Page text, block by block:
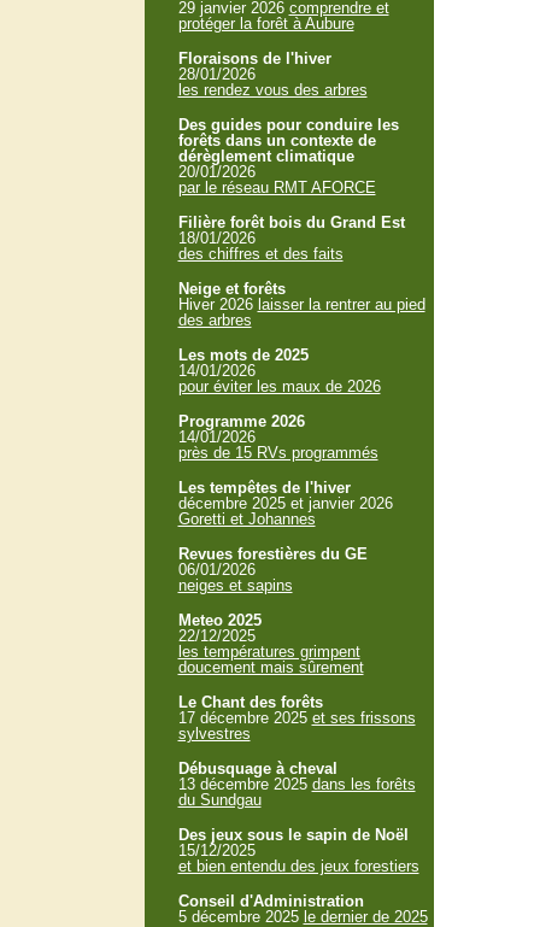
29 janvier 2026 comprendre et
protéger la forêt à Aubure
Floraisons de l'hiver
28/01/2026
les rendez vous des arbres
Des guides pour conduire les
forêts dans un contexte de
dérèglement climatique
20/01/2026
par le réseau RMT AFORCE
Filière forêt bois du Grand Est
18/01/2026
des chiffres et des faits
Neige et forêts
Hiver 2026 laisser la rentrer au pied
des arbres
Les mots de 2025
14/01/2026
pour éviter les maux de 2026
Programme 2026
14/01/2026
près de 15 RVs programmés
Les tempêtes de l'hiver
décembre 2025 et janvier 2026
Goretti et Johannes
Revues forestières du GE
06/01/2026
neiges et sapins
Meteo 2025
22/12/2025
les températures grimpent
doucement mais sûrement
Le Chant des forêts
17 décembre 2025 et ses frissons
sylvestres
Débusquage à cheval
13 décembre 2025 dans les forêts
du Sundgau
Des jeux sous le sapin de Noël
15/12/2025
et bien entendu des jeux forestiers
Conseil d'Administration
5 décembre 2025 le dernier de 2025